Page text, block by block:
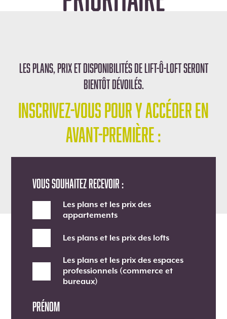
LES PLANS, PRIX ET DISPONIBILITÉS DE LIFT-Ô-LOFT SERONT
BIENTÔT DÉVOILÉS.
INSCRIVEZ-VOUS POUR Y ACCÉDEREN
AVANT-PREMIÈRE :
Vous souhaitez recevoir :
Les plans et les prix des
appartements
Les plans et les prix des lofts
Les plans et les prix des espaces
professionnels (commerce et
bureaux)
Prénom